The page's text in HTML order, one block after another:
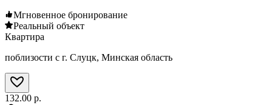
Мгновенное бронирование
Реальный объект
Квартира
поблизости с г. Слуцк, Минская область
132.00 р.